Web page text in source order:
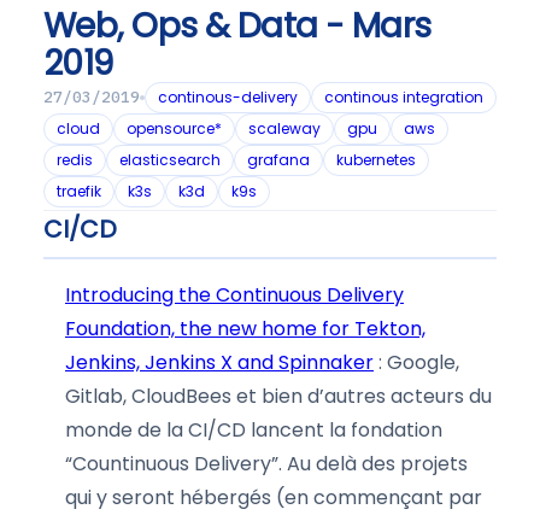
Web, Ops & Data - Mars
2019
27/03/2019 continous-delivery
continous integration
cloud
opensource* scaleway gpu
aws
redis
elasticsearch grafana
kubernetes
traefik
k3s k3d k9s
CI/CD
Introducing the Continuous Delivery
Foundation, the new home for Tekton,
Jenkins, Jenkins X and Spinnaker: Google,
Gitlab, CloudBees et bien d’autres acteurs du
monde de la CI/CD lancent la fondation
“Countinuous Delivery”. Au delà des projets
qui y seront hébergés (en commençant par